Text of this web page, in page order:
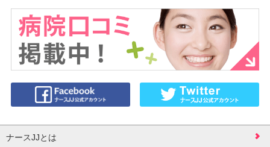
ナースJJとは